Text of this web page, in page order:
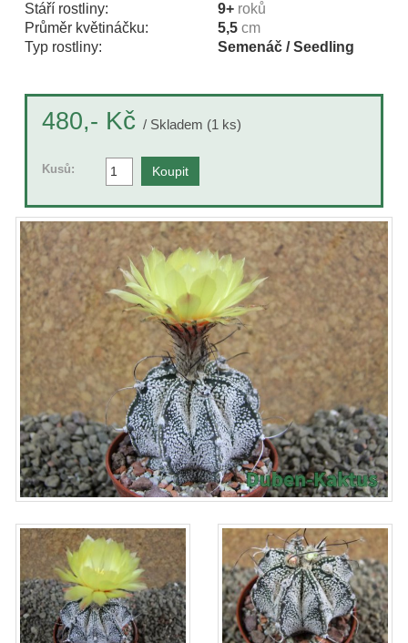
Stáří rostliny:
9+ roků
Průměr květináčku:
5,5 cm
Typ rostliny:
Semenáč / Seedling
480,- Kč / Skladem (1 ks)
Kusů: